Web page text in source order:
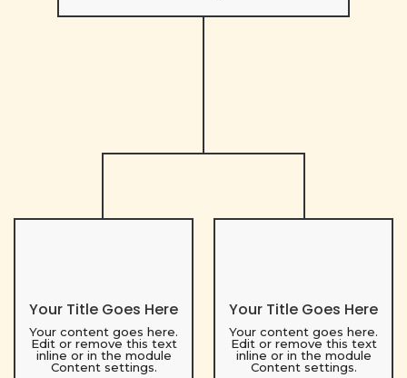
Your Title Goes Here
Your content goes here.
Edit or remove this text
inline or in the module
Content settings.
Your Title Goes Here
Your content goes here.
Edit or remove this text
inline or in the module
Content settings.